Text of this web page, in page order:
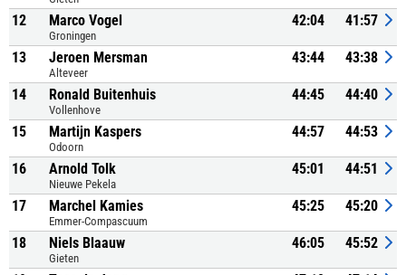
12 Marco Vogel
Groningen
42:04 41:57
13 Jeroen Mersman
Alteveer
43:44 43:38
14 Ronald Buitenhuis
Vollenhove
44:45 44:40
15 Martijn Kaspers
Odoorn
44:57 44:53
16 Arnold Tolk
Nieuwe Pekela
45:01 44:51
17 Marchel Kamies
Emmer-Compascuum
45:25 45:20
18 Niels Blaauw
Gieten
46:05 45:52